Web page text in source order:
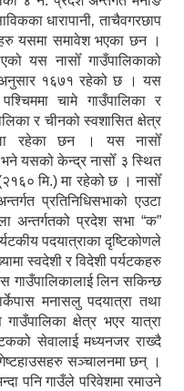
धारापानी‚ ताचैवगरछाप
यसमा समावेश भएका छन ।
यस नासोँ गाउँपालिकाको
१६७१ रहेको छ । यस
चामे गाउँपालिका र
र चीनको स्वशासित क्षेत्र
रहेका छन । यस नासोँ
भने यसको केन्द्र नासोँ ३ स्थित
(२१६० मि.) मा रहेको छ । नासोँ
प्रतिनिधिसभाको एउटा
अन्तर्गतको प्रदेश सभा “क”
पदयात्राका दृष्टिकोणले
स्वदेशी र विदेशी पर्यटकहरु
गाउँपालिकालाई लिन सकिन्छ
मनासलु पदयात्रा तथा
क्षेत्र भएर यात्रा
सेवालाई मध्यनजर राख्दै
सञ्चालनमा छन् ।
पनि गाउँले परिवेशमा रमाउने